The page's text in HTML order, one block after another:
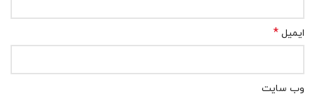
ایمیل *
وب‌ سایت